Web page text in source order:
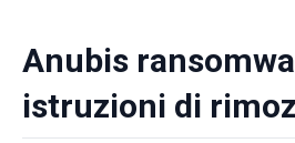
Anubis
istruzioni di